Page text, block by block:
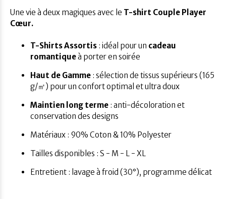
Une vie à deux magiques avec le T-shirt Couple Player
Cœur.
T-Shirts Assortis : idéal pour un cadeau
romantiqueà porter en soirée
Haut de Gamme : sélection de tissus supérieurs (165
g/㎡) pour un confort optimal et ultra doux
Maintien long terme : anti-décoloration et
conservation des designs
Matériaux : 90% Coton & 10% Polyester
Tailles disponibles : S - M - L - XL
Entretient : lavage à froid (30°), programme délicat